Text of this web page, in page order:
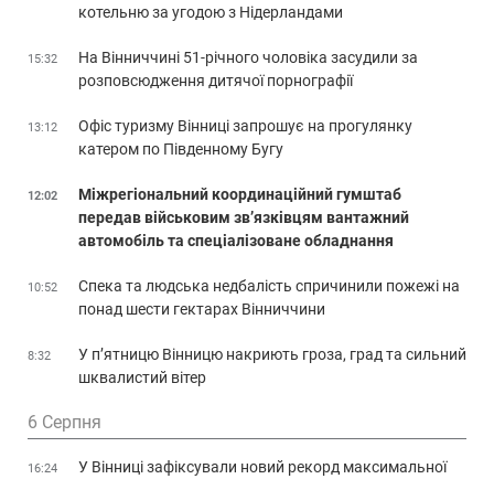
котельню за угодою з Нідерландами
15:32
На Вінниччині 51-річного чоловіка засудили за
розповсюдження дитячої порнографії
13:12
Офіс туризму Вінниці запрошує на прогулянку
катером по Південному Бугу
12:02
Міжрегіональний координаційний гумштаб
передав військовим зв’язківцям вантажний
автомобіль та спеціалізоване обладнання
10:52
Спека та людська недбалість спричинили пожежі на
понад шести гектарах Вінниччини
8:32
У п’ятницю Вінницю накриють гроза, град та сильний
шквалистий вітер
6 Серпня
16:24
У Вінниці зафіксували новий рекорд максимальної